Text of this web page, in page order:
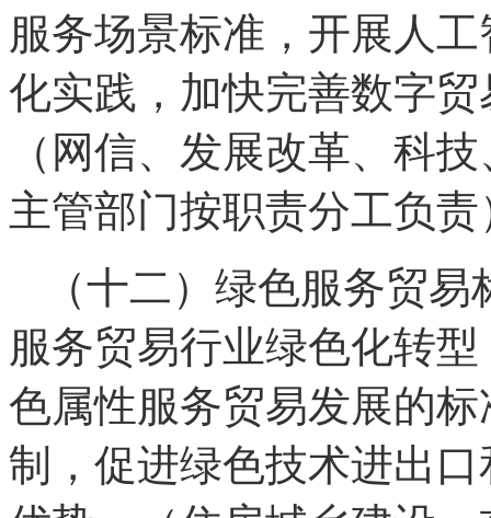
服务场景标准，开展人
化实践，加快完善数字
（网信、发展改革、科
主管部门按职责分工负责
（十二）绿色服务贸
服务贸易行业绿色化转
色属性服务贸易发展的
制，促进绿色技术进出